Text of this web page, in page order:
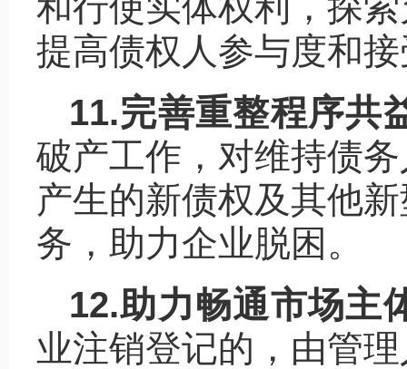
提高债权人参与度和
11.完善重整程序共
破产工作，对维持债
产生的新债权及其他
务，助力企业脱困。
12.助力畅通市场主
业注销登记的，由管